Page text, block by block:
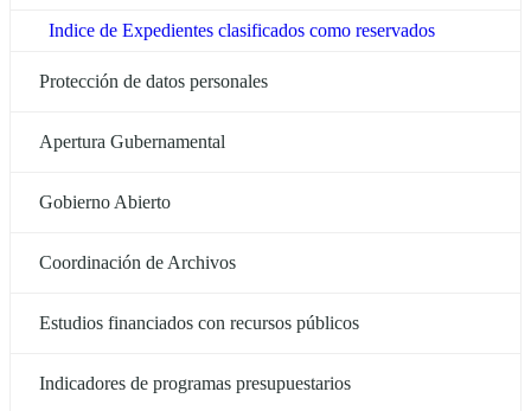
Indice de Expedientes clasificados como reservados
Protección de datos personales
Apertura Gubernamental
Gobierno Abierto
Coordinación de Archivos
Estudios financiados con recursos públicos
Indicadores de programas presupuestarios